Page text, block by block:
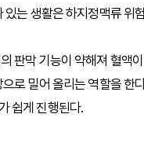
있는 생활은 하지정맥류 위
판막 기능이 약해져 혈액
로 밀어 올리는 역할을 한
쉽게 진행된다.